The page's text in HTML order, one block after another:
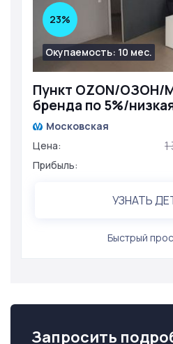
Пункт OZON/ОЗОН/
бренда по 5%/
Окупаемость: 10 мес.
23%
Московская
Цена:
1
Прибыль:
УЗНАТЬ
Быстрый
Запросить